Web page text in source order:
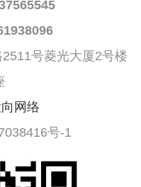
号菱光大厦2号楼
网络
号-1